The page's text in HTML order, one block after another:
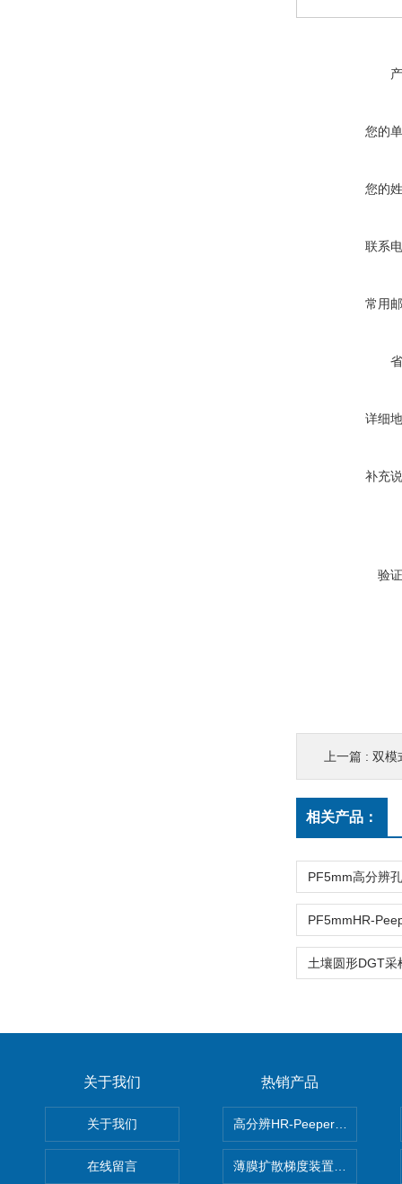
您的
您的
联系
常用
详细
补充
验
上一篇 : 双模
相关产品：
关于我们
关于我们
在线留言
热销产品
高分辨HR-Peeper采样器孔隙
薄膜扩散梯度装置 Agl DGT